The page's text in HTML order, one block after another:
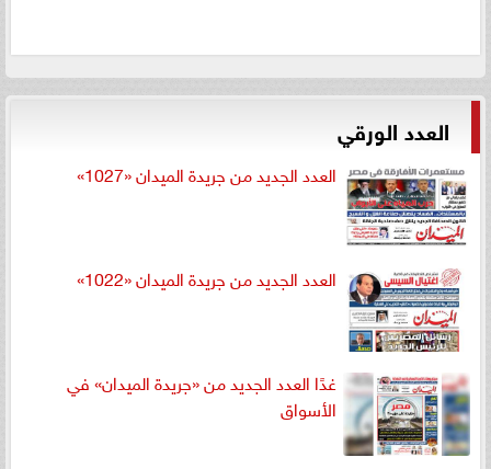
العدد الورقي
العدد الجديد من جريدة الميدان «1027»
العدد الجديد من جريدة الميدان «1022»
غدًا العدد الجديد من «جريدة الميدان» في
الأسواق